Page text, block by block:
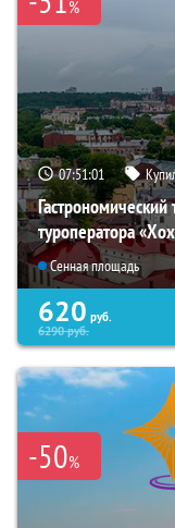
%
07:51:00
туроператора
Сенная площадь
620 руб.
6290руб.
-50%